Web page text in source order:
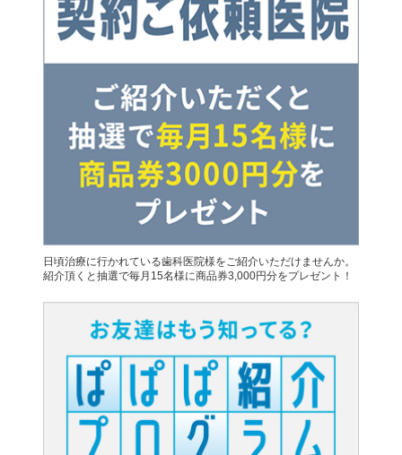
日頃治療に行かれている歯科医院様をご紹介いただけませんか。
紹介頂くと抽選で毎月15名様に商品券3,000円分をプレゼント！